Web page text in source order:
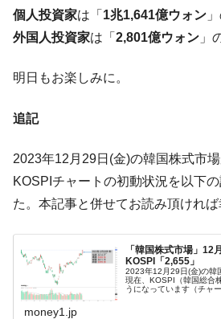
『Money1』
在韓米国大使スティ
く空港に詰めかけ「出て行け！」「
ドを掲げる「在韓反米勢力」
『Money1』
韓国政府「2035年ま
ータセンター整備」⇒ だから無理だ
『Money1』
『Money1』
韓国『国民年金公団
発。
『Money1』
韓国政府「ニセＫ-ブ
『Money1』
韓国「橋が落ちまし
ぎ」では。
『Money1』
韓国鉄鋼最大手『
営業利益80.2％も減少
個人投資家は「 1兆1,641億ウォン
外国人投資家は「 2,801億ウォン 」
明日もお楽しみに。
追記
2023年12月29日(金)の韓国株式市場
KOSPIチャートの初動状況を以下
た。本記事と併せてお読み頂ければ
「韓国株式市場」12
KOSPI「2,655」
2023年12月29日(金)の韓
現在、KOSPI（韓国総合
うになっています（チャ
money1.jp